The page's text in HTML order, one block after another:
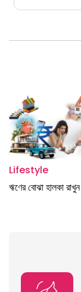
Lifestyle
ঋণের বোঝা হালকা রাখুন